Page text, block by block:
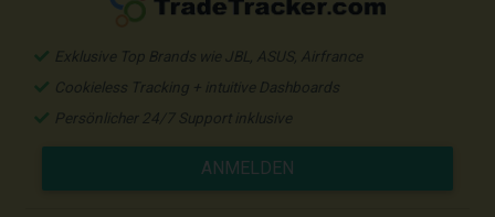
Exklusive Top Brands wie JBL, ASUS, Airfrance
Cookieless Tracking + intuitive Dashboards
Persönlicher 24/7 Support inklusive
ANMELDEN